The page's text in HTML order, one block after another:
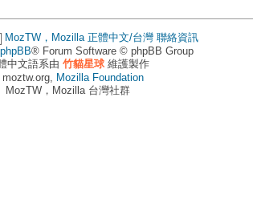
MozTW，Mozilla 正體中文/台灣 聯絡資訊
phpBB® Forum Software © phpBB Group
中文語系由 竹貓星球維護製作
Mozilla Foundation
MozTW，Mozilla 台灣社群